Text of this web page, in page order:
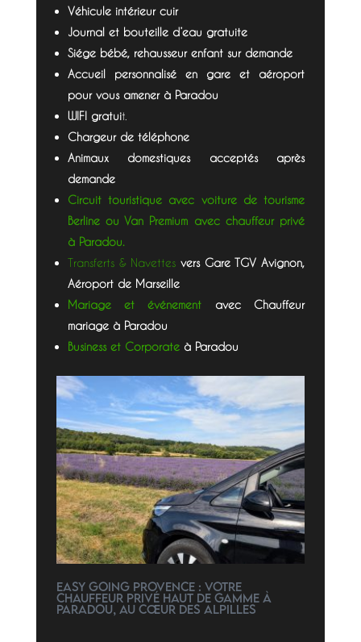
Véhicule intérieur cuir
Journal et bouteille d’eau gratuite
Siége bébé, rehausseur enfant sur demande
Accueil personnalisé en gare et aéroport
pour vous amener à Paradou
WIFI gratuit.
Chargeur de téléphone
Animaux domestiques acceptés après
demande
Circuit touristique avec voiture de tourisme
Berline ou Van Premium avec chauffeur privé
à Paradou.
Transferts & Navettes vers Gare TGV Avignon,
Aéroport de Marseille
Mariage et événement avec Chauffeur
mariage à Paradou
Business et Corporateà Paradou
Easy Going Provence : votre
chauffeur privé haut de gamme à
Paradou, au cœur des Alpilles